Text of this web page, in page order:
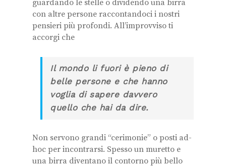
guardando le stelle o dividendo una birra
con altre persone raccontandoci i nostri
pensieri più profondi. All’improvviso ti
accorgi che
Il mondo li fuori è pieno di
belle persone e che hanno
voglia di sapere davvero
quello che hai da dire.
Non servono grandi “cerimonie” o posti ad-
hoc per incontrarsi. Spesso un muretto e
una birra diventano il contorno più bello